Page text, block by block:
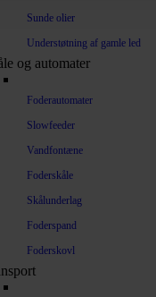
Sunde olier
Understøtning af gamle led
og automater
Foderautomater
Slowfeeder
Vandfontæne
Foderskåle
Skålunderlag
Foderspand
Foderskovl